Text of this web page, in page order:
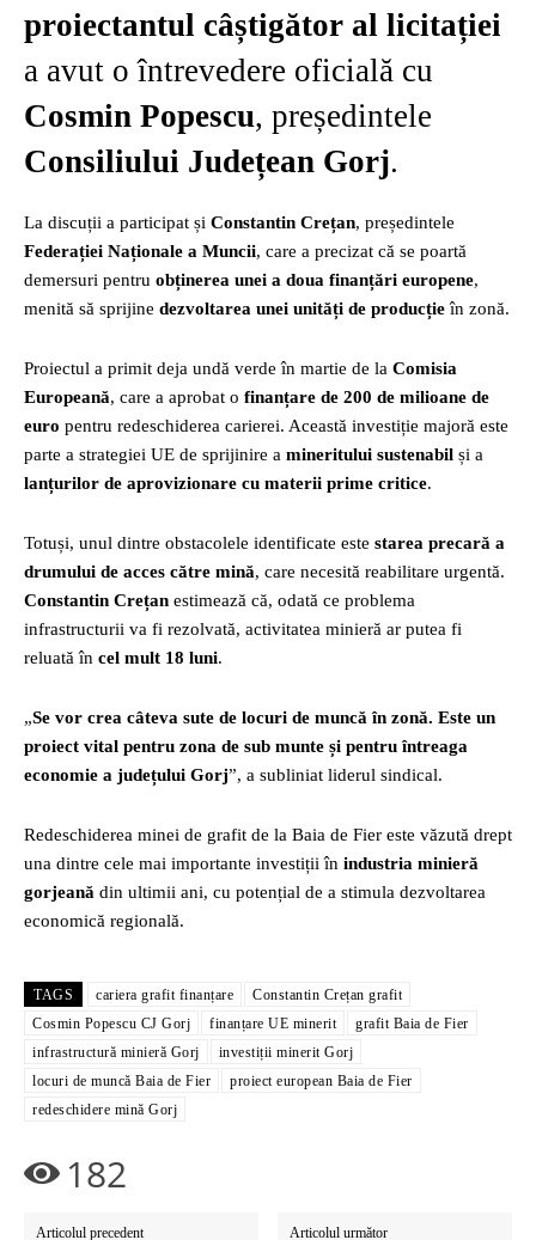
proiectantul câștigător al licitației
a avut o întrevedere oficială cu
Cosmin Popescu, președintele
Consiliului Județean Gorj.
La discuții a participat și Constantin Crețan, președintele
Federației Naționale a Muncii, care a precizat că se poartă
demersuri pentru obținerea unei a doua finanțări europene,
menită să sprijine dezvoltarea unei unități de producțieîn zonă.
Proiectul a primit deja undă verde în martie de la Comisia
Europeană, care a aprobat o finanțare de 200 de milioane de
euro pentru redeschiderea carierei. Această investiție majoră este
parte a strategiei UE de sprijinire a mineritului sustenabil și a
lanțurilor de aprovizionare cu materii prime critice.
Totuși, unul dintre obstacolele identificate este starea precară a
drumului de acces către mină, care necesită reabilitare urgentă.
Constantin Crețan estimează că, odată ce problema
infrastructurii va fi rezolvată, activitatea minieră ar putea fi
reluată în cel mult 18 luni.
„Se vor crea câteva sute de locuri de muncă în zonă. Este un
proiect vital pentru zona de sub munte și pentru întreaga
economie a județului Gorj”, a subliniat liderul sindical.
Redeschiderea minei de grafit de la Baia de Fier este văzută drept
una dintre cele mai importante investiții în industria minieră
gorjeană din ultimii ani, cu potențial de a stimula dezvoltarea
economică regională.
TAGS cariera grafit finanțare
Constantin Crețan grafit
Cosmin Popescu CJ Gorj
finanțare UE minerit
grafit Baia de Fier
infrastructură minieră Gorj
investiții minerit Gorj
locuri de muncă Baia de Fier
proiect european Baia de Fier
redeschidere mină Gorj
182
Articolul precedent Articolul următor